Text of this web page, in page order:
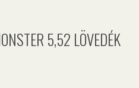
5,52 LÖVEDÉK